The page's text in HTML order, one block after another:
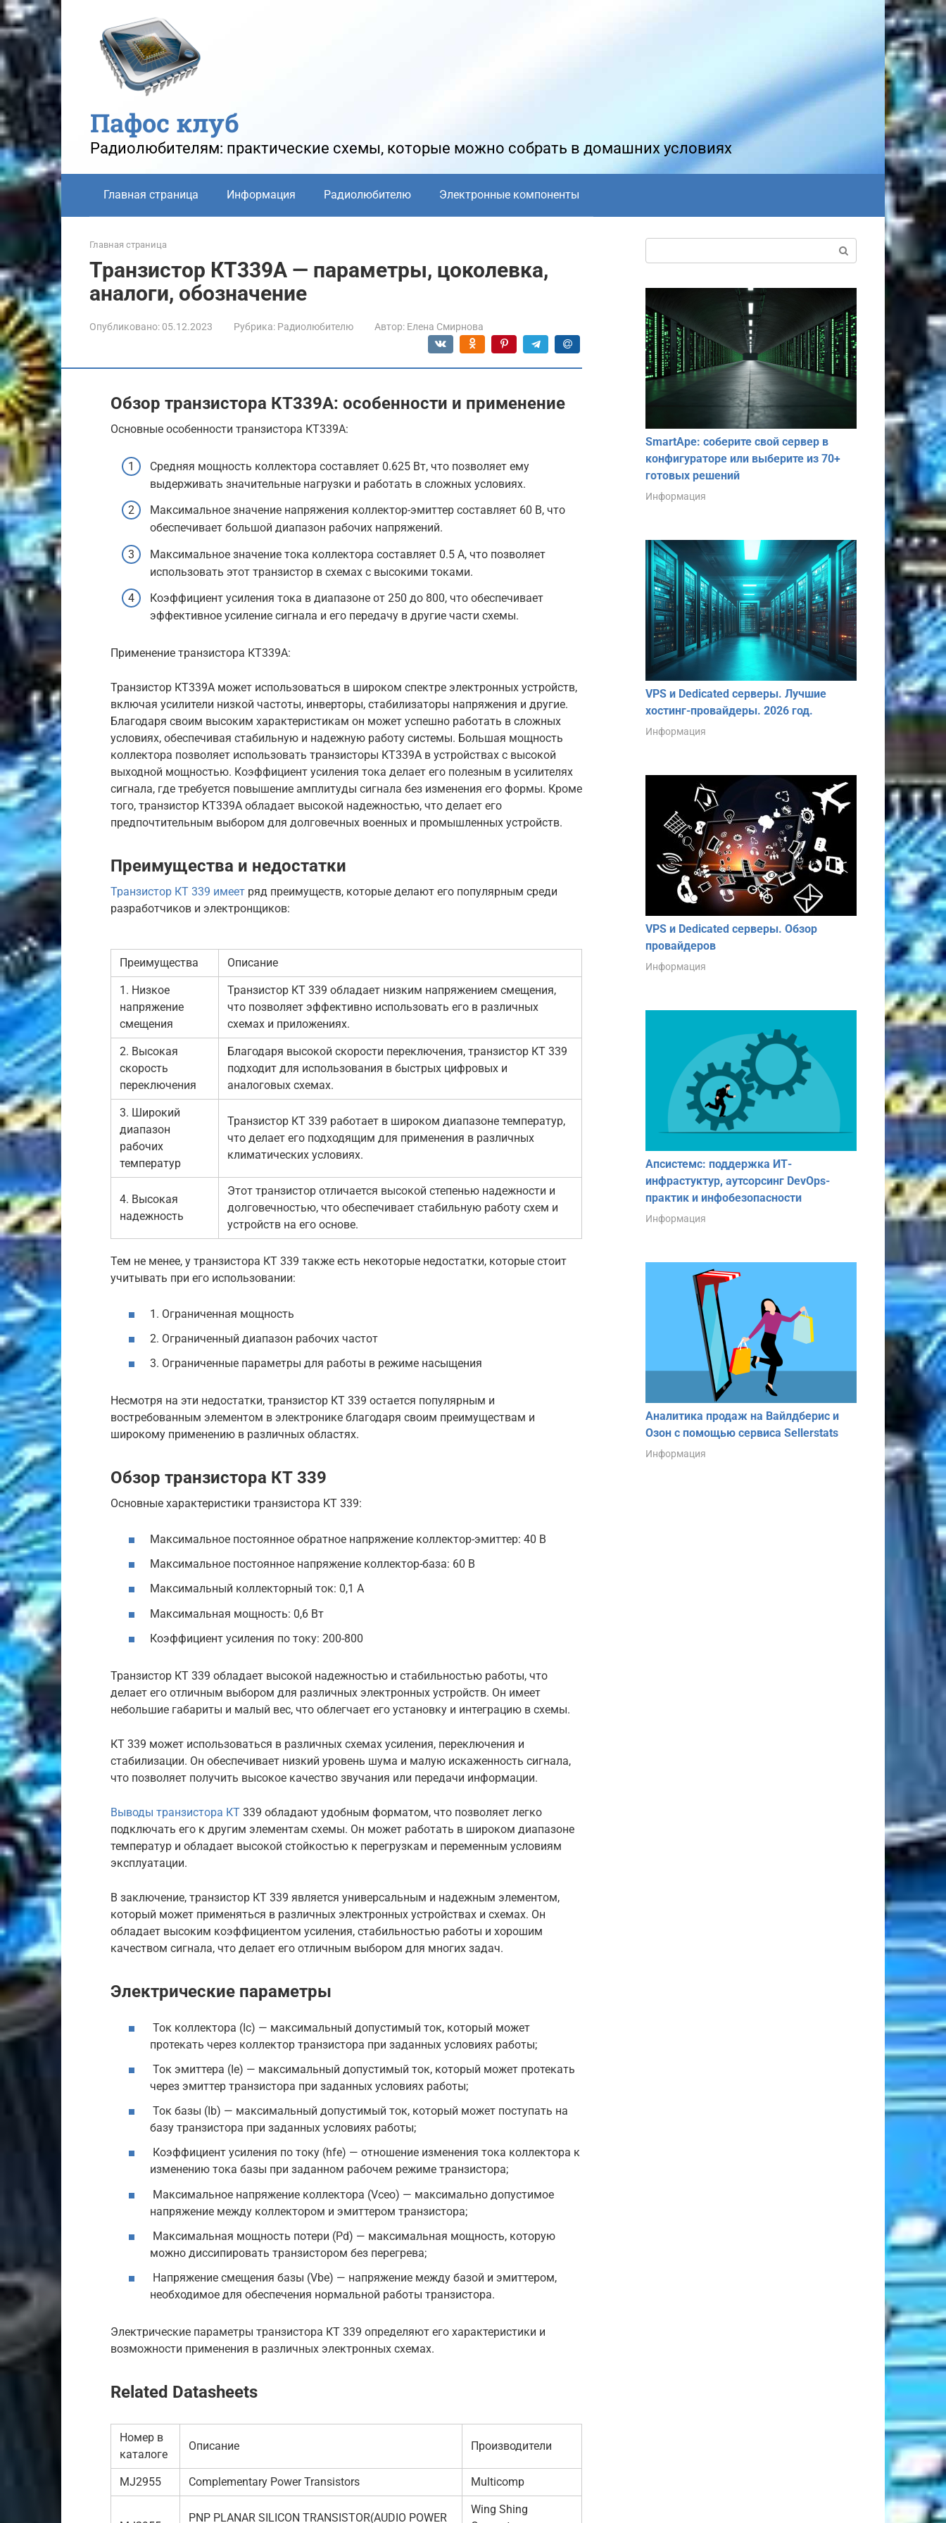
Перейти
к
контенту
Пафос клуб
Радиолюбителям: практические схемы, которые можно собрать в домашних условиях
Главная страница Информация Радиолюбителю Электронные компоненты
Главная страница
Транзистор КТ339А — параметры, цоколевка,
аналоги, обозначение
Опубликовано: 05.12.2023 Рубрика: Радиолюбителю Автор: Елена Смирнова
Обзор транзистора КТ339А: особенности и применение
Основные особенности транзистора КТ339А:
Средняя мощность коллектора составляет 0.625 Вт, что позволяет ему
выдерживать значительные нагрузки и работать в сложных условиях.
Максимальное значение напряжения коллектор-эмиттер составляет 60 В, что
обеспечивает большой диапазон рабочих напряжений.
Максимальное значение тока коллектора составляет 0.5 А, что позволяет
использовать этот транзистор в схемах с высокими токами.
Коэффициент усиления тока в диапазоне от 250 до 800, что обеспечивает
эффективное усиление сигнала и его передачу в другие части схемы.
Применение транзистора КТ339А:
Транзистор КТ339А может использоваться в широком спектре электронных устройств,
включая усилители низкой частоты, инверторы, стабилизаторы напряжения и другие.
Благодаря своим высоким характеристикам он может успешно работать в сложных
условиях, обеспечивая стабильную и надежную работу системы. Большая мощность
коллектора позволяет использовать транзисторы КТ339А в устройствах с высокой
выходной мощностью. Коэффициент усиления тока делает его полезным в усилителях
сигнала, где требуется повышение амплитуды сигнала без изменения его формы. Кроме
того, транзистор КТ339А обладает высокой надежностью, что делает его
предпочтительным выбором для долговечных военных и промышленных устройств.
Преимущества и недостатки
Транзистор КТ 339 имеет ряд преимуществ, которые делают его популярным среди
разработчиков и электронщиков:
Преимущества Описание
1. Низкое
напряжение
смещения
Транзистор КТ 339 обладает низким напряжением смещения,
что позволяет эффективно использовать его в различных
схемах и приложениях.
2. Высокая
скорость
переключения
Благодаря высокой скорости переключения, транзистор КТ 339
подходит для использования в быстрых цифровых и
аналоговых схемах.
3. Широкий
диапазон
рабочих
температур
Транзистор КТ 339 работает в широком диапазоне температур,
что делает его подходящим для применения в различных
климатических условиях.
4. Высокая
надежность
Этот транзистор отличается высокой степенью надежности и
долговечностью, что обеспечивает стабильную работу схем и
устройств на его основе.
Тем не менее, у транзистора КТ 339 также есть некоторые недостатки, которые стоит
учитывать при его использовании:
1. Ограниченная мощность
2. Ограниченный диапазон рабочих частот
3. Ограниченные параметры для работы в режиме насыщения
Несмотря на эти недостатки, транзистор КТ 339 остается популярным и
востребованным элементом в электронике благодаря своим преимуществам и
широкому применению в различных областях.
Обзор транзистора КТ 339
Основные характеристики транзистора КТ 339:
Максимальное постоянное обратное напряжение коллектор-эмиттер: 40 В
Максимальное постоянное напряжение коллектор-база: 60 В
Максимальный коллекторный ток: 0,1 А
Максимальная мощность: 0,6 Вт
Коэффициент усиления по току: 200-800
Транзистор КТ 339 обладает высокой надежностью и стабильностью работы, что
делает его отличным выбором для различных электронных устройств. Он имеет
небольшие габариты и малый вес, что облегчает его установку и интеграцию в схемы.
КТ 339 может использоваться в различных схемах усиления, переключения и
стабилизации. Он обеспечивает низкий уровень шума и малую искаженность сигнала,
что позволяет получить высокое качество звучания или передачи информации.
Выводы транзистора КТ 339 обладают удобным форматом, что позволяет легко
подключать его к другим элементам схемы. Он может работать в широком диапазоне
температур и обладает высокой стойкостью к перегрузкам и переменным условиям
эксплуатации.
В заключение, транзистор КТ 339 является универсальным и надежным элементом,
который может применяться в различных электронных устройствах и схемах. Он
обладает высоким коэффициентом усиления, стабильностью работы и хорошим
качеством сигнала, что делает его отличным выбором для многих задач.
Электрические параметры
Ток коллектора (Ic) — максимальный допустимый ток, который может
протекать через коллектор транзистора при заданных условиях работы;
Ток эмиттера (Ie) — максимальный допустимый ток, который может протекать
через эмиттер транзистора при заданных условиях работы;
Ток базы (Ib) — максимальный допустимый ток, который может поступать на
базу транзистора при заданных условиях работы;
Коэффициент усиления по току (hfe) — отношение изменения тока коллектора к
изменению тока базы при заданном рабочем режиме транзистора;
Максимальное напряжение коллектора (Vceo) — максимально допустимое
напряжение между коллектором и эмиттером транзистора;
Максимальная мощность потери (Pd) — максимальная мощность, которую
можно диссипировать транзистором без перегрева;
Напряжение смещения базы (Vbe) — напряжение между базой и эмиттером,
необходимое для обеспечения нормальной работы транзистора.
Электрические параметры транзистора КТ 339 определяют его характеристики и
возможности применения в различных электронных схемах.
Related Datasheets
Номер в
каталоге
Описание Производители
MJ2955 Complementary Power Transistors Multicomp
PNP PLANAR SILICON TRANSISTOR(AUDIO POWER
Wing Shing
SmartApe: соберите свой сервер в
конфигураторе или выберите из 70+
готовых решений
Информация
VPS и Dedicated серверы. Лучшие
хостинг-провайдеры. 2026 год.
Информация
VPS и Dedicated серверы. Обзор
провайдеров
Информация
Апсистемс: поддержка ИТ-
инфрастуктур, аутсорсинг DevOps-
практик и инфобезопасности
Информация
Аналитика продаж на Вайлдберис и
Озон с помощью сервиса Sellerstats
Информация